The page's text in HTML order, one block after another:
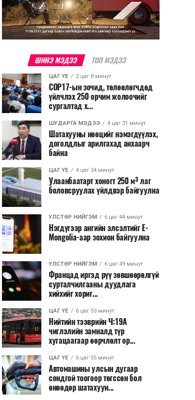
ШИНЭ МЭДЭЭ ТОП МЭДЭЭ
ЦАГ ҮЕ 2 цаг 8 минут
COP17-ын зочид, төлөөлөгчдөд
үйлчлэх 250 орчим жолоочийг
сургалтад х...
ШУДАРГА МЭДЭЭ 4 цаг 31 минут
Шатахууны нөөцийг нэмэгдүүлэх,
доголдлыг арилгахад анхаарч
байна
ЦАГ ҮЕ 4 цаг 34 минут
Улаанбаатарт хоногт 250 м³ лаг
боловсруулах үйлдвэр байгуулна
УЛСТӨР НИЙГЭМ 6 цаг 44 минут
Нэгдүгээр ангийн элсэлтийг E-
Mongolia-аар зохион байгуулна
УЛСТӨР НИЙГЭМ 6 цаг 49 минут
Францад иргэд рүү зөвшөөрөлгүй
сурталчилгааны дуудлага
хийхийг хориг...
ЦАГ ҮЕ 6 цаг 53 минут
Нийтийн тээврийн Ч:19А
чиглэлийн замналд түр
хугацаагаар өөрчлөлт ор...
ЦАГ ҮЕ 6 цаг 55 минут
Автомашины улсын дугаар
сондгой тоогоор төгссөн бол
өнөөдөр шатахуун...